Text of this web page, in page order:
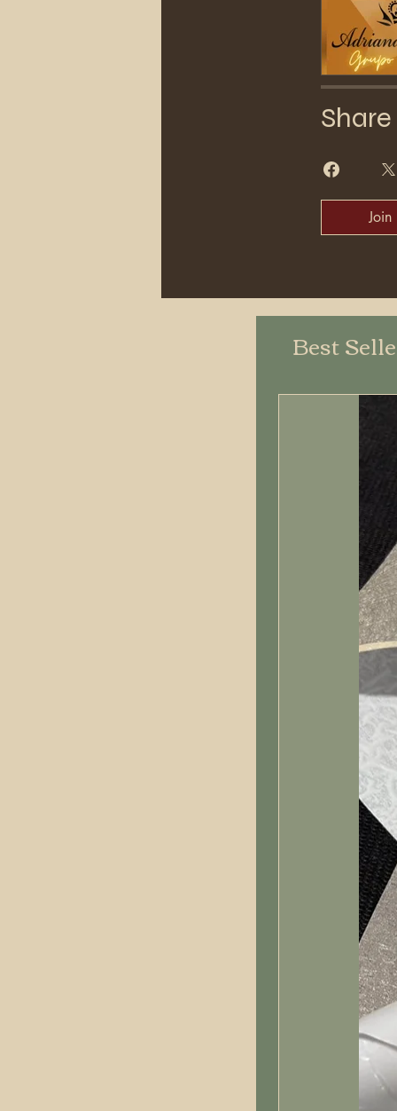
Share
Join
Best